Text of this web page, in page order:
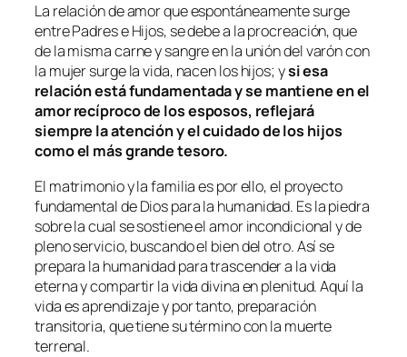
La relación de amor que espontáneamente surge
entre Padres e Hijos, se debe a la procreación, que
de la misma carne y sangre en la unión del varón con
la mujer surge la vida, nacen los hijos; ysi esa
relación está fundamentada y se mantiene en el
amor recíproco de los esposos, reflejará
siempre la atención y el cuidado de los hijos
como el más grande tesoro.
El matrimonio y la familia es por ello, el proyecto
fundamental de Dios para la humanidad. Es la piedra
sobre la cual se sostiene el amor incondicional y de
pleno servicio, buscando el bien del otro. Así se
prepara la humanidad para trascender a la vida
eterna y compartir la vida divina en plenitud. Aquí la
vida es aprendizaje y por tanto, preparación
transitoria, que tiene su término con la muerte
terrenal.